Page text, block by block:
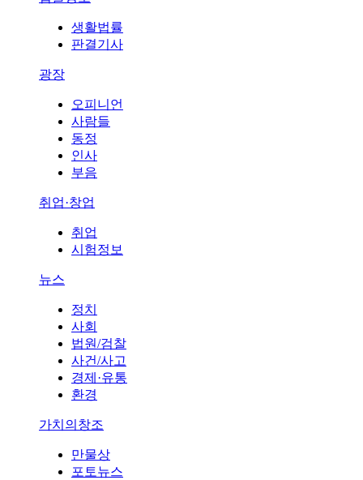
생활법률
판결기사
광장
오피니언
사람들
동정
인사
부음
취업·창업
취업
시험정보
뉴스
정치
사회
법원/검찰
사건/사고
경제·유통
환경
가치의창조
만물상
포토뉴스